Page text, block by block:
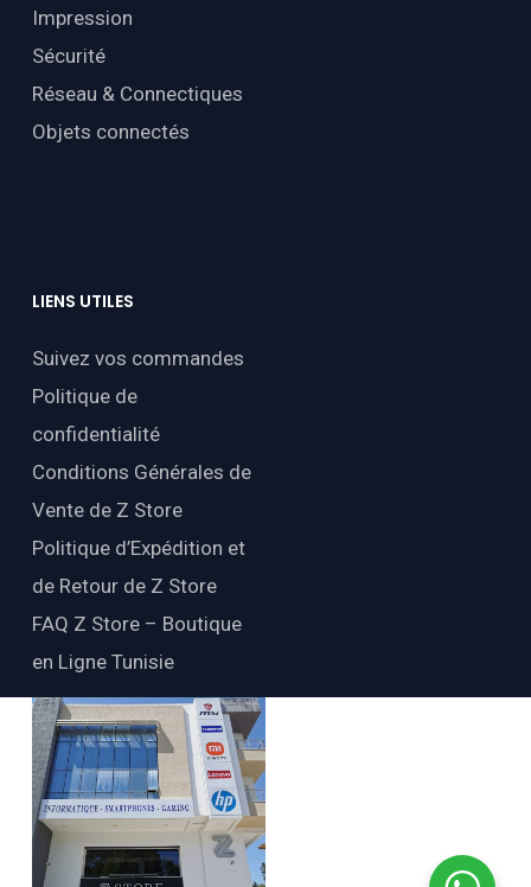
Impression
Sécurité
Réseau & Connectiques
Objets connectés
LIENS UTILES
Suivez vos commandes
Politique de
confidentialité
Conditions Générales de
Vente de Z Store
Politique d’Expédition et
de Retour de Z Store
FAQ Z Store – Boutique
en Ligne Tunisie